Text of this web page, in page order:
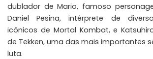
dublador de Mario, famoso
Daniel Pesina, intérprete de
icônicos de Mortal Kombat, e
de Tekken, uma das mais importantes
luta.